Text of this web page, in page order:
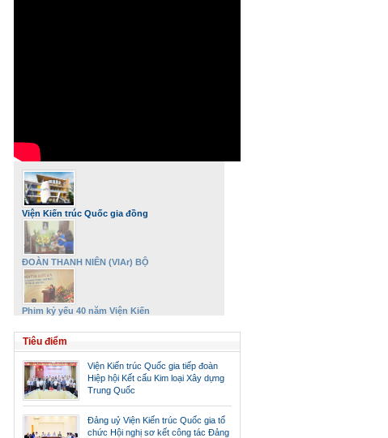
Viện Kiến trúc Quốc gia đồng
hành và phát triển
ĐOÀN THANH NIÊN (VIAr) BỘ
XÂY DỰNG DÂNG HƯƠNG VÀ TRI
ÂN ĐẠI TƯỚNG VÕ NGUYÊN
GIÁP NHÂN DỊP 27/7
Phim kỷ yếu 40 năm Viện Kiến
Tiêu điểm
Viện Kiến trúc Quốc gia tiếp đoàn
Hiệp hội Kết cấu Kim loại Xây dựng
Trung Quốc
Đảng uỷ Viện Kiến trúc Quốc gia tổ
chức Hội nghị sơ kết công tác Đảng